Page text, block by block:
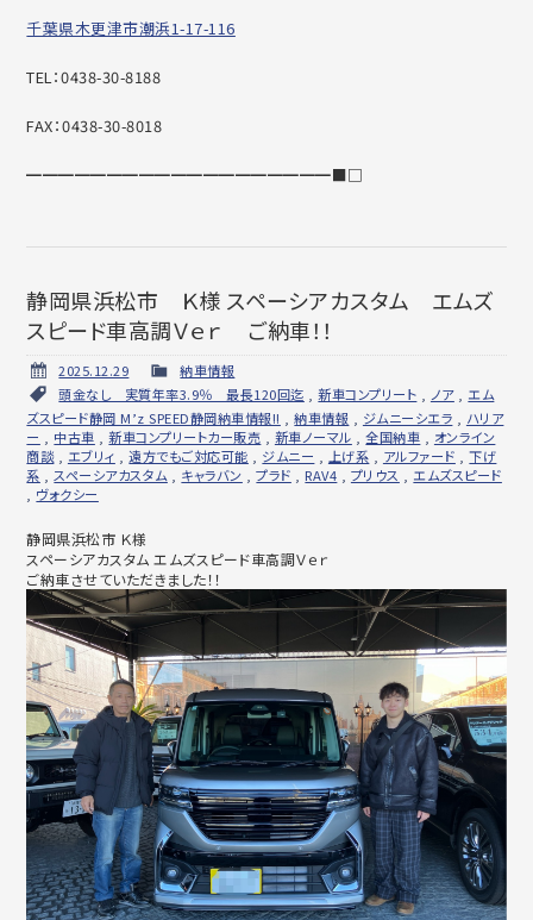
千葉県木更津市潮浜1-17-116
TEL：0438-30-8188
FAX：0438-30-8018
━━━━━━━━━━━━━━━━━━━■□
静岡県浜松市 Ｋ様 スペーシアカスタム エムズ
スピード車高調Ｖｅｒ ご納車！！
2025.12.29
納車情報
頭金なし 実質年率3.9％ 最長120回迄 ,新車コンプリート , ノア, エム
ズスピード静岡 M’z SPEED静岡納車情報!! ,納車情報 , ジムニーシエラ , ハリア
ー , 中古車 ,新車コンプリートカー販売 , 新車ノーマル ,全国納車 , オンライン
商談, エブリィ ,遠方でもご対応可能 , ジムニー , 上げ系 , アルファード ,下げ
系 ,スペーシアカスタム, キャラバン ,プラド , RAV4 , プリウス , エムズスピード
, ヴォクシー
静岡県浜松市 Ｋ様
スペーシアカスタム エムズスピード車高調Ｖｅｒ
ご納車させていただきました！！